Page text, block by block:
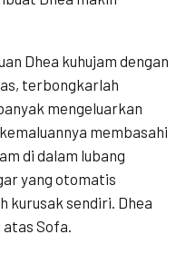
Dhea kuhujam dengan
terbongkarlah
mengeluarkan
membasahi
di dalam lubang
yang otomatis
kurusak sendiri. Dhea
Sofa.